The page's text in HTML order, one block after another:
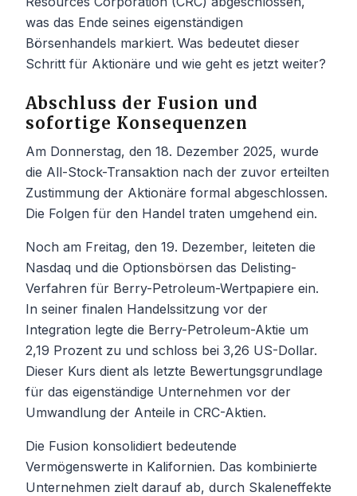
was das Ende seines eigenständigen
Börsenhandels markiert. Was bedeutet dieser
Schritt für Aktionäre und wie geht es jetzt weiter?
Abschluss der Fusion und
sofortige Konsequenzen
Am Donnerstag, den 18. Dezember 2025, wurde
die All-Stock-Transaktion nach der zuvor erteilten
Zustimmung der Aktionäre formal abgeschlossen.
Die Folgen für den Handel traten umgehend ein.
Noch am Freitag, den 19. Dezember, leiteten die
Nasdaq und die Optionsbörsen das Delisting-
Verfahren für Berry-Petroleum-Wertpapiere ein.
In seiner finalen Handelssitzung vor der
Integration legte die Berry-Petroleum-Aktie um
2,19 Prozent zu und schloss bei 3,26 US-Dollar.
Dieser Kurs dient als letzte Bewertungsgrundlage
für das eigenständige Unternehmen vor der
Umwandlung der Anteile in CRC-Aktien.
Die Fusion konsolidiert bedeutende
Vermögenswerte in Kalifornien. Das kombinierte
Unternehmen zielt darauf ab, durch Skaleneffekte